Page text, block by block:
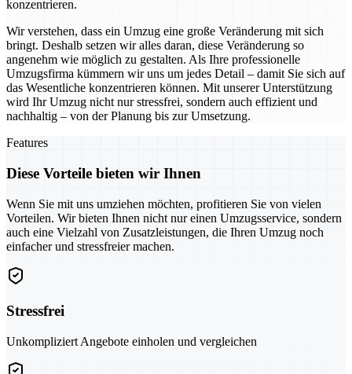
konzentrieren.
Wir verstehen, dass ein Umzug eine große Veränderung mit sich
bringt. Deshalb setzen wir alles daran, diese Veränderung so
angenehm wie möglich zu gestalten. Als Ihre professionelle
Umzugsfirma kümmern wir uns um jedes Detail – damit Sie sich auf
das Wesentliche konzentrieren können. Mit unserer Unterstützung
wird Ihr Umzug nicht nur stressfrei, sondern auch effizient und
nachhaltig – von der Planung bis zur Umsetzung.
Features
Diese Vorteile bieten wir Ihnen
Wenn Sie mit uns umziehen möchten, profitieren Sie von vielen
Vorteilen. Wir bieten Ihnen nicht nur einen Umzugsservice, sondern
auch eine Vielzahl von Zusatzleistungen, die Ihren Umzug noch
einfacher und stressfreier machen.
Stressfrei
Unkompliziert Angebote einholen und vergleichen